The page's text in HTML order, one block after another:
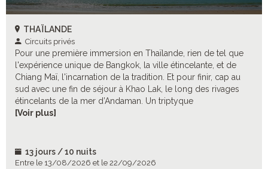
THAÏLANDE
Circuits privés
Pour une première immersion en Thaïlande, rien de tel que
l'expérience unique de Bangkok, la ville étincelante, et de
Chiang Maï, l'incarnation de la tradition. Et pour finir, cap au
sud avec une fin de séjour à Khao Lak, le long des rivages
étincelants de la mer d’Andaman. Un triptyque
incontournable pour plonger dans les charmes envoûtants
choisir selon vos envies !
[Voir plus]
13 jours / 10 nuits
Entre le 13/08/2026 et le 22/09/2026